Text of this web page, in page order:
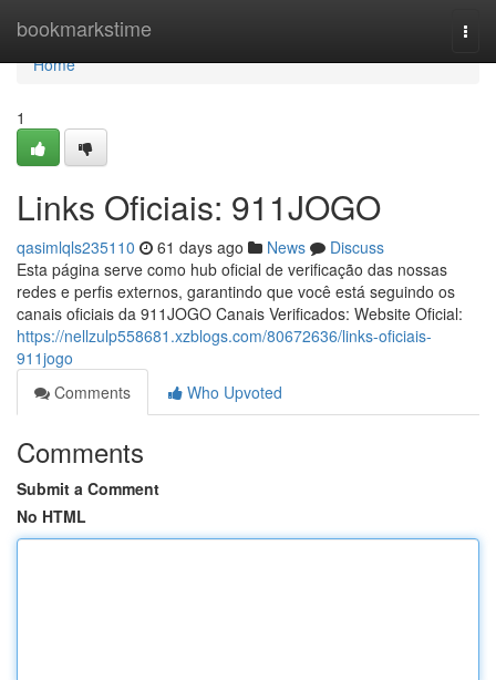
bookmarkstime
Home
Home
1
Links Oficiais: 911JOGO
qasimlqls235110 61 days ago News
Discuss
Esta página serve como hub oficial de verificação das nossas
redes e perfis externos, garantindo que você está seguindo os
canais oficiais da 911JOGO Canais Verificados: Website Oficial:
https://nellzulp558681.xzblogs.com/80672636/links-oficiais-
911jogo
Comments
Who Upvoted
Comments
Submit a Comment
No HTML